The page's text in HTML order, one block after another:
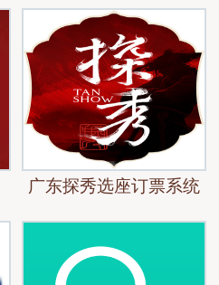
广东探秀选座订票系统